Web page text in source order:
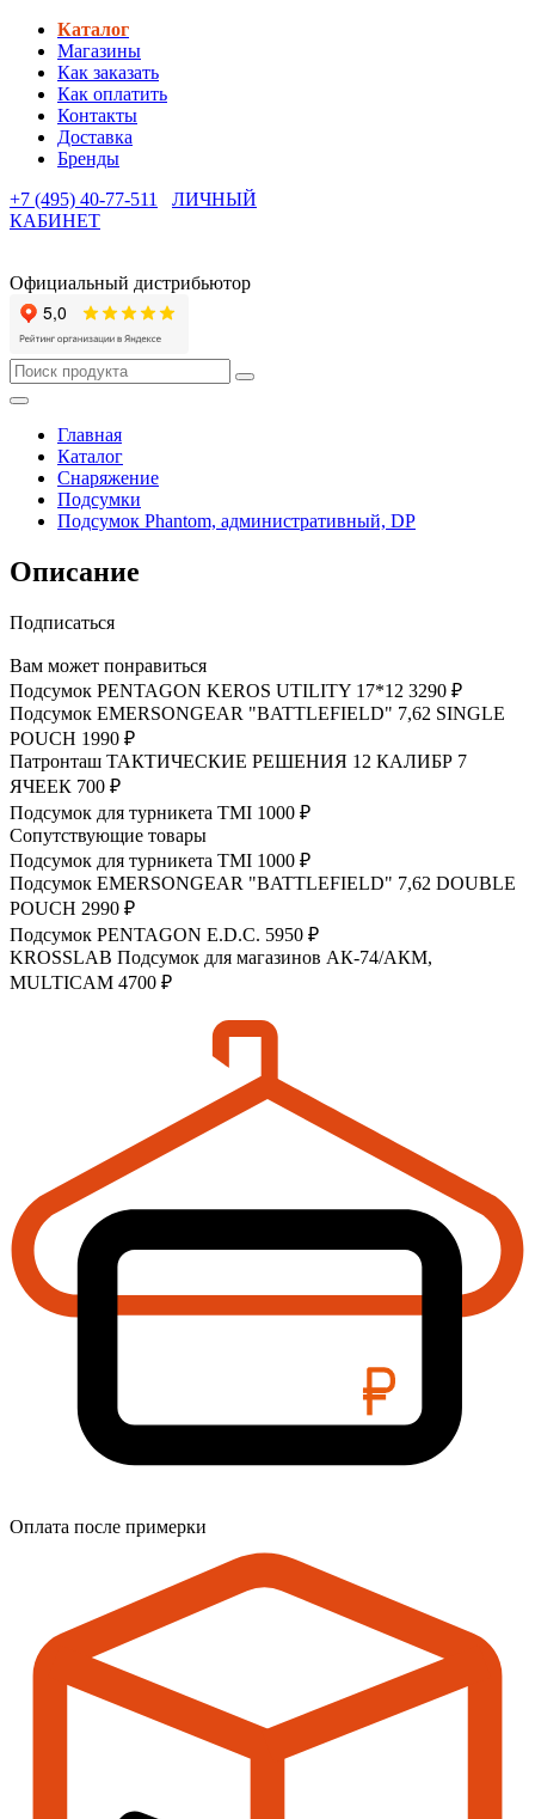
Каталог
Магазины
Как заказать
Как оплатить
Контакты
Доставка
Бренды
+7 (495) 40-77-511
ЛИЧНЫЙ
КАБИНЕТ
Официальный дистрибьютор
Главная
Каталог
Снаряжение
Подсумки
Подсумок Phantom, административный, DP
Описание
Подписаться
Вам может понравиться
Подсумок PENTAGON KEROS UTILITY 17*12 3290 ₽
Подсумок EMERSONGEAR "BATTLEFIELD" 7,62 SINGLE
POUCH 1990 ₽
Патронташ ТАКТИЧЕСКИЕ РЕШЕНИЯ 12 КАЛИБР 7
ЯЧЕЕК 700 ₽
Подсумок для турникета TMI 1000 ₽
Сопутствующие товары
Подсумок для турникета TMI 1000 ₽
Подсумок EMERSONGEAR "BATTLEFIELD" 7,62 DOUBLE
POUCH 2990 ₽
Подсумок PENTAGON E.D.C. 5950 ₽
KROSSLAB Подсумок для магазинов АК-74/АКМ,
MULTICAM 4700 ₽
Оплата после примерки